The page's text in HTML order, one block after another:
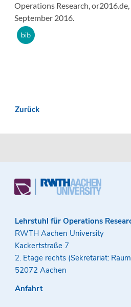
Operations Research,
September 2016.
Zurück
Lehrstuhl für Operations
RWTH Aachen University
Kackertstraße 7
2. Etage rechts (Sekretariat:
52072 Aachen
Anfahrt